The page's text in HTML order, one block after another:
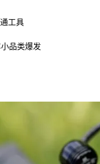
工具
品类爆发